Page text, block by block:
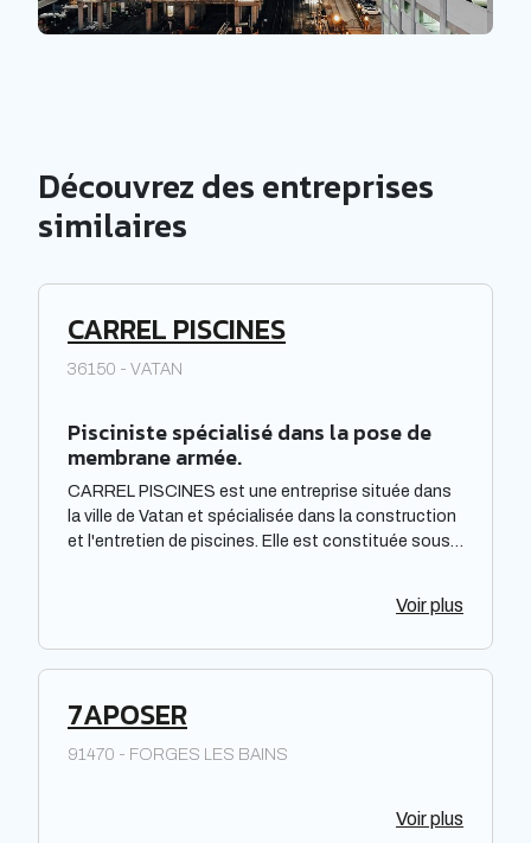
Découvrez des entreprises
similaires
CARREL PISCINES
36150 - VATAN
Pisciniste spécialisé dans la pose de
membrane armée.
CARREL PISCINES est une entreprise située dans
la ville de Vatan et spécialisée dans la construction
et l'entretien de piscines. Elle est constituée sous
elle offre des prestations de qualité pour répondre
disposition de ses clients un savoir-faire et une
Voir plus
7APOSER
91470 - FORGES LES BAINS
Voir plus